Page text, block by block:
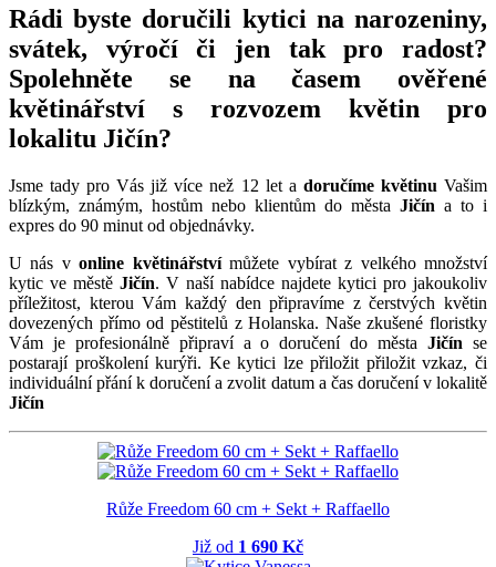
Rádi byste doručili kytici na narozeniny,
svátek, výročí či jen tak pro radost?
Spolehněte se na časem ověřené
květinářství s rozvozem květin pro
lokalitu Jičín?
Jsme tady pro Vás již více než 12 let a doručíme květinu Vašim
blízkým, známým, hostům nebo klientům do města Jičín a to i
expres do 90 minut od objednávky.
U nás vonline květinářstvímůžete vybírat z velkého množství
kytic ve městě Jičín. V naší nabídce najdete kytici pro jakoukoliv
příležitost, kterou Vám každý den připravíme z čerstvých květin
dovezených přímo od pěstitelů z Holanska. Naše zkušené floristky
Vám je profesionálně připraví a o doručení do městaJičín se
postarají proškolení kurýři. Ke kytici lze přiložit přiložit vzkaz, či
individuální přání k doručení a zvolit datum a čas doručení v lokalitě
Jičín
Růže Freedom 60 cm + Sekt + Raffaello
Již od 1 690 Kč